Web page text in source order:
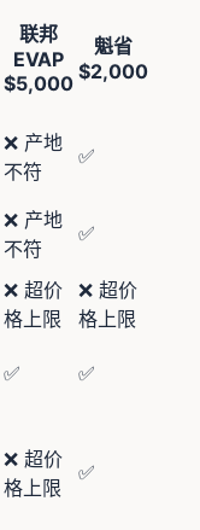
联邦
EVAP
$5,000
魁省
$2,000
❌ 产地
不符
✅
❌ 产地
不符
✅
❌ 超价
格上限
❌ 超价
格上限
✅ ✅
❌ 超价
格上限
✅